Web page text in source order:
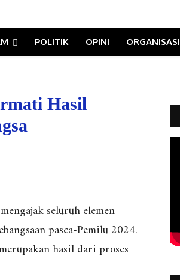
POLITIK OPINI ORGANISASI
Hasil
seluruh elemen
pasca-Pemilu 2024.
hasil dari proses